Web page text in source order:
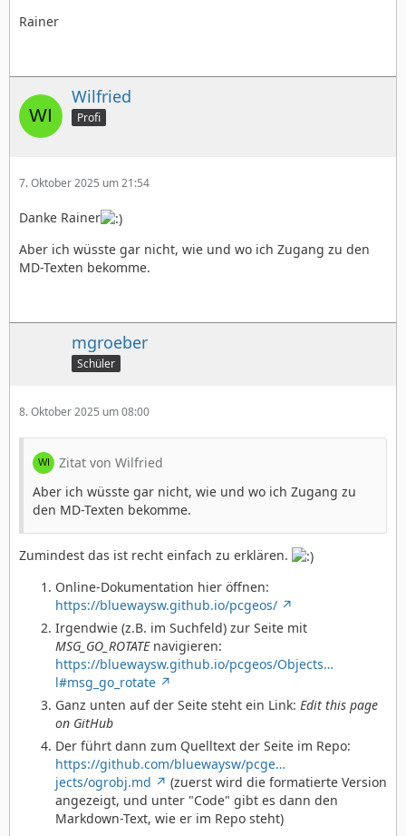
Rainer
Wilfried
Profi
7. Oktober 2025 um 21:54
Danke Rainer
Aber ich wüsste gar nicht, wie und wo ich Zugang zu den
MD-Texten bekomme.
mgroeber
Schüler
8. Oktober 2025 um 08:00
Zitat von Wilfried
Aber ich wüsste gar nicht, wie und wo ich Zugang zu
den MD-Texten bekomme.
Zumindest das ist recht einfach zu erklären.
Online-Dokumentation hier öffnen:
https://bluewaysw.github.io/pcgeos/
Irgendwie (z.B. im Suchfeld) zur Seite mit
MSG_GO_ROTATEnavigieren:
https://bluewaysw.github.io/pcgeos/Objects…
l#msg_go_rotate
Ganz unten auf der Seite steht ein Link: Edit this page
on GitHub
Der führt dann zum Quelltext der Seite im Repo:
https://github.com/bluewaysw/pcge…
jects/ogrobj.md
(zuerst wird die formatierte Version
angezeigt, und unter "Code" gibt es dann den
Markdown-Text, wie er im Repo steht)